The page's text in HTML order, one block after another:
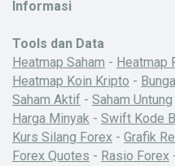
Informasi
Tools dan Data
Heatmap Saham - Heatmap
Heatmap Koin Kripto -
Saham Aktif - Saham Untung
Harga Minyak - Swift Kode
Kurs Silang Forex - Grafik
Forex Quotes - Rasio Forex